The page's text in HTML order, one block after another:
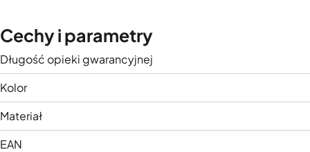
Cechy i parametry
Długość opieki gwarancyjnej
Kolor
Materiał
EAN